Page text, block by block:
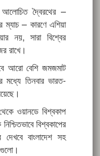
দ্বৈরথের –
– কারণে এশিয়া
নয়, সারা বিশ্বের
রাখে।
আরো বেশি জমজমাট
মধ্যে তিনবার ভারত-
ওয়ানডে বিশ্বকাপ
বিশ্বকাপের
দেখবে বাংলাদেশ সহ